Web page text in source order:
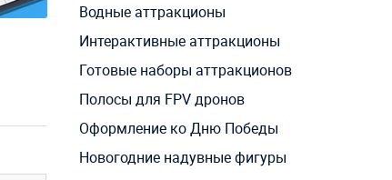
Водные аттракционы
Интерактивные аттракционы
Готовые наборы аттракционов
Полосы для FPV дронов
Оформление ко Дню Победы
Новогодние надувные фигуры